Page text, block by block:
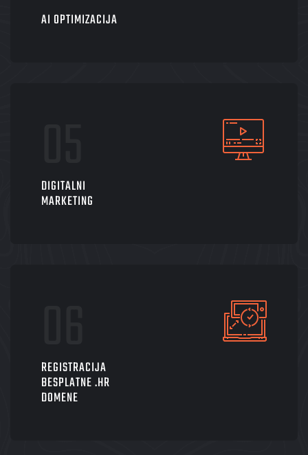
AI OPTIMIZACIJA
DIGITALNI
MARKETING
REGISTRACIJA
BESPLATNE .HR
DOMENE